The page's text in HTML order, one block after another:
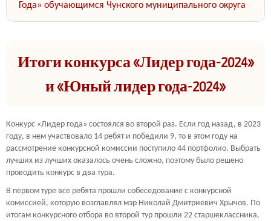
Года» обучающимся Чунского муниципального округа
Итоги конкурса «Лидер года-2024»
и «Юный лидер года-2024»
Конкурс «Лидер года» состоялся во второй раз. Если год назад, в 2023
году, в нем участвовало 14 ребят и победили 9, то в этом году на
рассмотрение конкурсной комиссии поступило 44 портфолио. Выбрать
лучших из лучших оказалось очень сложно, поэтому было решено
проводить конкурс в два тура.
В первом туре все ребята прошли собеседование с конкурсной
комиссией, которую возглавлял мэр Николай Дмитриевич Хрычов. По
итогам конкурсного отбора во второй тур прошли 22 старшеклассника,